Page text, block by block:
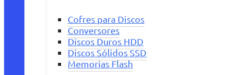
Cofres para Discos
Conversores
Discos Duros HDD
Discos Sólidos SSD
Memorias Flash